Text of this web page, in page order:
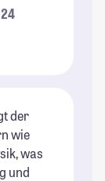
der
wie
was
und